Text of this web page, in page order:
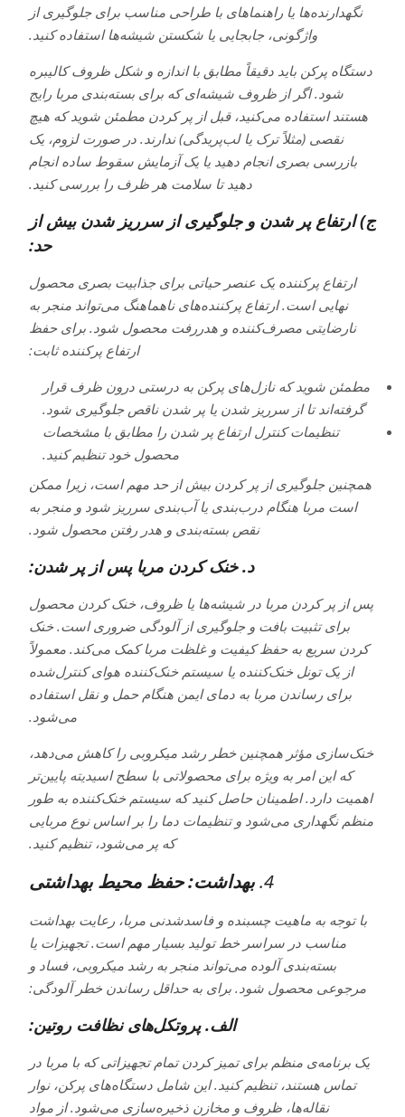
نگهدارنده‌ها یا راهنماهای با طراحی مناسب برای جلوگیری از
واژگونی، جابجایی یا شکستن شیشه‌ها استفاده کنید.
دستگاه پرکن باید دقیقاً مطابق با اندازه و شکل ظروف کالیبره
شود. اگر از ظروف شیشه‌ای که برای بسته‌بندی مربا رایج
هستند استفاده می‌کنید، قبل از پر کردن مطمئن شوید که هیچ
نقصی (مثلاً ترک یا لب‌پریدگی) ندارند. در صورت لزوم، یک
بازرسی بصری انجام دهید یا یک آزمایش سقوط ساده انجام
دهید تا سلامت هر ظرف را بررسی کنید.
ج) ارتفاع پر شدن و جلوگیری از سرریز شدن بیش از
حد:
ارتفاع پرکننده یک عنصر حیاتی برای جذابیت بصری محصول
نهایی است. ارتفاع پرکننده‌های ناهماهنگ می‌تواند منجر به
نارضایتی مصرف‌کننده و هدررفت محصول شود. برای حفظ
ارتفاع پرکننده ثابت:
مطمئن شوید که نازل‌های پرکن به درستی درون ظرف قرار
گرفته‌اند تا از سرریز شدن یا پر شدن ناقص جلوگیری شود.
تنظیمات کنترل ارتفاع پر شدن را مطابق با مشخصات
محصول خود تنظیم کنید.
همچنین جلوگیری از پر کردن بیش از حد مهم است، زیرا ممکن
است مربا هنگام درب‌بندی یا آب‌بندی سرریز شود و منجر به
نقص بسته‌بندی و هدر رفتن محصول شود.
د. خنک کردن مربا پس از پر شدن:
پس از پر کردن مربا در شیشه‌ها یا ظروف، خنک کردن محصول
برای تثبیت بافت و جلوگیری از آلودگی ضروری است. خنک
کردن سریع به حفظ کیفیت و غلظت مربا کمک می‌کند. معمولاً
از یک تونل خنک‌کننده یا سیستم خنک‌کننده هوای کنترل‌شده
برای رساندن مربا به دمای ایمن هنگام حمل و نقل استفاده
می‌شود.
خنک‌سازی مؤثر همچنین خطر رشد میکروبی را کاهش می‌دهد،
که این امر به ویژه برای محصولاتی با سطح اسیدیته پایین‌تر
اهمیت دارد. اطمینان حاصل کنید که سیستم خنک‌کننده به طور
منظم نگهداری می‌شود و تنظیمات دما را بر اساس نوع مربایی
که پر می‌شود، تنظیم کنید.
4. بهداشت: حفظ محیط بهداشتی
با توجه به ماهیت چسبنده و فاسدشدنی مربا، رعایت بهداشت
مناسب در سراسر خط تولید بسیار مهم است. تجهیزات یا
بسته‌بندی آلوده می‌تواند منجر به رشد میکروبی، فساد و
مرجوعی محصول شود. برای به حداقل رساندن خطر آلودگی:
الف. پروتکل‌های نظافت روتین:
یک برنامه‌ی منظم برای تمیز کردن تمام تجهیزاتی که با مربا در
تماس هستند، تنظیم کنید. این شامل دستگاه‌های پرکن، نوار
نقاله‌ها، ظروف و مخازن ذخیره‌سازی می‌شود. از مواد